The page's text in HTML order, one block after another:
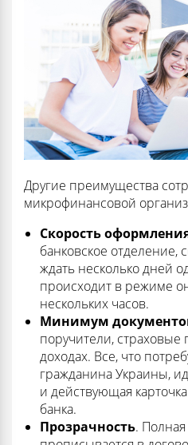
Другие преимущества
микрофинансовой
Скорость
банковское отделение,
ждать несколько дней
происходит в режиме
нескольких часов.
Минимум
поручители,
доходах. Все, что
гражданина Украины,
и действующая
банка.
Прозрачность. Полная